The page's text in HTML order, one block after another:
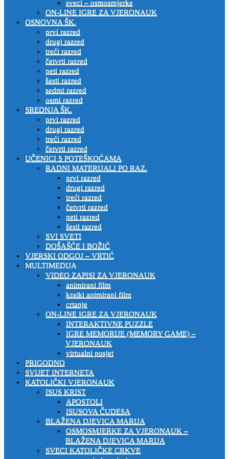
sveci – osmosmjerke
ON-LINE IGRE ZA VJERONAUK
OSNOVNA ŠK.
prvi razred
drugi razred
treći razred
četvrti razred
peti razred
šesti razred
sedmi razred
osmi razred
SREDNJA ŠK.
prvi razred
drugi razred
treći razred
četvrti razred
UČENICI S POTEŠKOĆAMA
RADNI MATERIJALI PO RAZ.
prvi razred
drugi razred
treći razred
četvrti razred
peti razred
šesti razred
SVI SVETI
DOŠAŠĆE I BOŽIĆ
VJERSKI ODGOJ – VRTIĆ
MULTIMEDIJA
VIDEO ZAPISI ZA VJERONAUK
animirani film
kratki animirani film
crtanje
ON-LINE IGRE ZA VJERONAUK
INTERAKTIVNE PUZZLE
IGRE MEMORIJE (MEMORY GAME) –
VJERONAUK
virtualni posjet
PRIGODNO
SVIJET INTERNETA
KATOLIČKI VJERONAUK
ISUS KRIST
APOSTOLI
ISUSOVA ČUDESA
BLAŽENA DJEVICA MARIJA
OSMOSMJERKE ZA VJERONAUK –
BLAŽENA DJEVICA MARIJA
SVECI KATOLIČKE CRKVE